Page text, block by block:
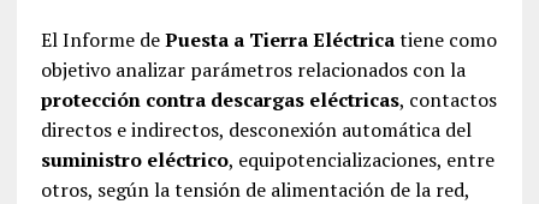
El Informe dePuesta a Tierra Eléctricatiene como
objetivo analizar parámetros relacionados con la
protección contra descargas eléctricas, contactos
directos e indirectos, desconexión automática del
suministro eléctrico, equipotencializaciones, entre
otros, según la tensión de alimentación de la red,